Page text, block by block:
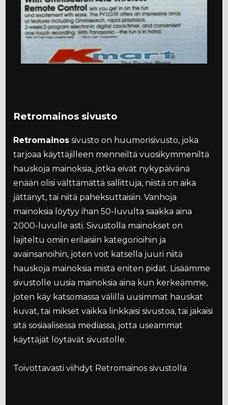
Retromainos sivusto
Retromainos sivusto on huumorisivusto, joka
tarjoaa käyttäjilleen menneiltä vuosikymmeniltä
hauskoja mainoksia, jotka eivät nykypäivänä
enään olisi välttämättä sallittuja, niistä on aika
jättänyt, tai niitä paheksuttaisiin. Vanhoja
mainoksia löytyy ihan 50-luvulta saakka aina
2000-luvulle asti. Sivustolla mainokset on
lajiteltu omiin erilaisiin kategorioihin ja
avainsanoihin, joten voit katsella juuri niitä
hauskoja mainoksia mistä eniten pidät. Lisäämme
sivustolle uusia mainoksia aina kun kerkeämme,
joten käy katsomassa välillä uusimmat hauskat
kuvat, tai mikset vaikka linkkaisi sivustoa, tai jakaisi
sitä sosiaalisessa mediassa, jotta useammat
käyttäjät löytävät sivustolle.
Toivottavasti viihdyt Retromainos sivustolla